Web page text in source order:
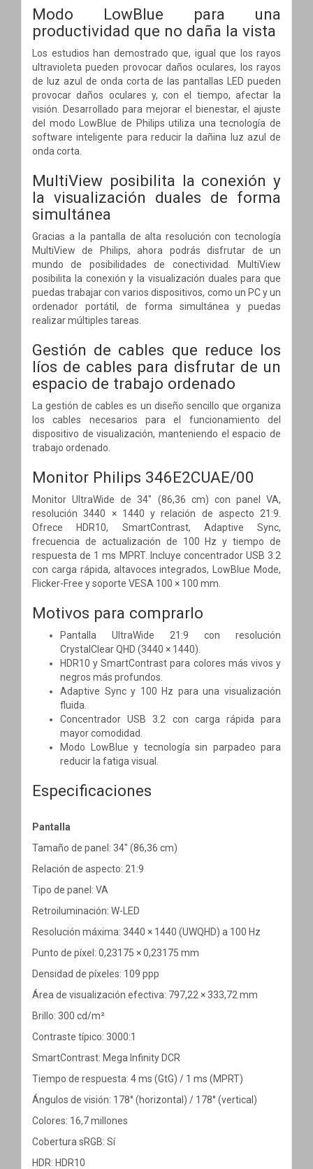
Modo LowBlue para una
productividad que no daña la vista
Los estudios han demostrado que, igual que los rayos
ultravioleta pueden provocar daños oculares, los rayos
de luz azul de onda corta de las pantallas LED pueden
provocar daños oculares y, con el tiempo, afectar la
visión. Desarrollado para mejorar el bienestar, el ajuste
del modo LowBlue de Philips utiliza una tecnología de
software inteligente para reducir la dañina luz azul de
onda corta.
MultiView posibilita la conexión y
la visualización duales de forma
simultánea
Gracias a la pantalla de alta resolución con tecnología
MultiView de Philips, ahora podrás disfrutar de un
mundo de posibilidades de conectividad. MultiView
posibilita la conexión y la visualización duales para que
puedas trabajar con varios dispositivos, como un PC y un
ordenador portátil, de forma simultánea y puedas
realizar múltiples tareas.
Gestión de cables que reduce los
líos de cables para disfrutar de un
espacio de trabajo ordenado
La gestión de cables es un diseño sencillo que organiza
los cables necesarios para el funcionamiento del
dispositivo de visualización, manteniendo el espacio de
trabajo ordenado.
Monitor Philips 346E2CUAE/00
Monitor UltraWide de 34" (86,36 cm) con panel VA,
resolución 3440 × 1440 y relación de aspecto 21:9.
Ofrece HDR10, SmartContrast, Adaptive Sync,
frecuencia de actualización de 100 Hz y tiempo de
respuesta de 1 ms MPRT. Incluye concentrador USB 3.2
con carga rápida, altavoces integrados, LowBlue Mode,
Flicker-Free y soporte VESA 100 × 100 mm.
Motivos para comprarlo
Pantalla UltraWide 21:9 con resolución
CrystalClear QHD (3440 × 1440).
HDR10 y SmartContrast para colores más vivos y
negros más profundos.
Adaptive Sync y 100 Hz para una visualización
fluida.
Concentrador USB 3.2 con carga rápida para
mayor comodidad.
Modo LowBlue y tecnología sin parpadeo para
reducir la fatiga visual.
Especificaciones
Pantalla
Tamaño de panel: 34" (86,36 cm)
Relación de aspecto: 21:9
Tipo de panel: VA
Retroiluminación: W-LED
Resolución máxima: 3440 × 1440 (UWQHD) a 100 Hz
Punto de píxel: 0,23175 × 0,23175 mm
Densidad de píxeles: 109 ppp
Área de visualización efectiva: 797,22 × 333,72 mm
Brillo: 300 cd/m²
Contraste típico: 3000:1
SmartContrast: Mega Infinity DCR
Tiempo de respuesta: 4 ms (GtG) / 1 ms (MPRT)
Ángulos de visión: 178° (horizontal) / 178° (vertical)
Colores: 16,7 millones
Cobertura sRGB: Sí
HDR: HDR10